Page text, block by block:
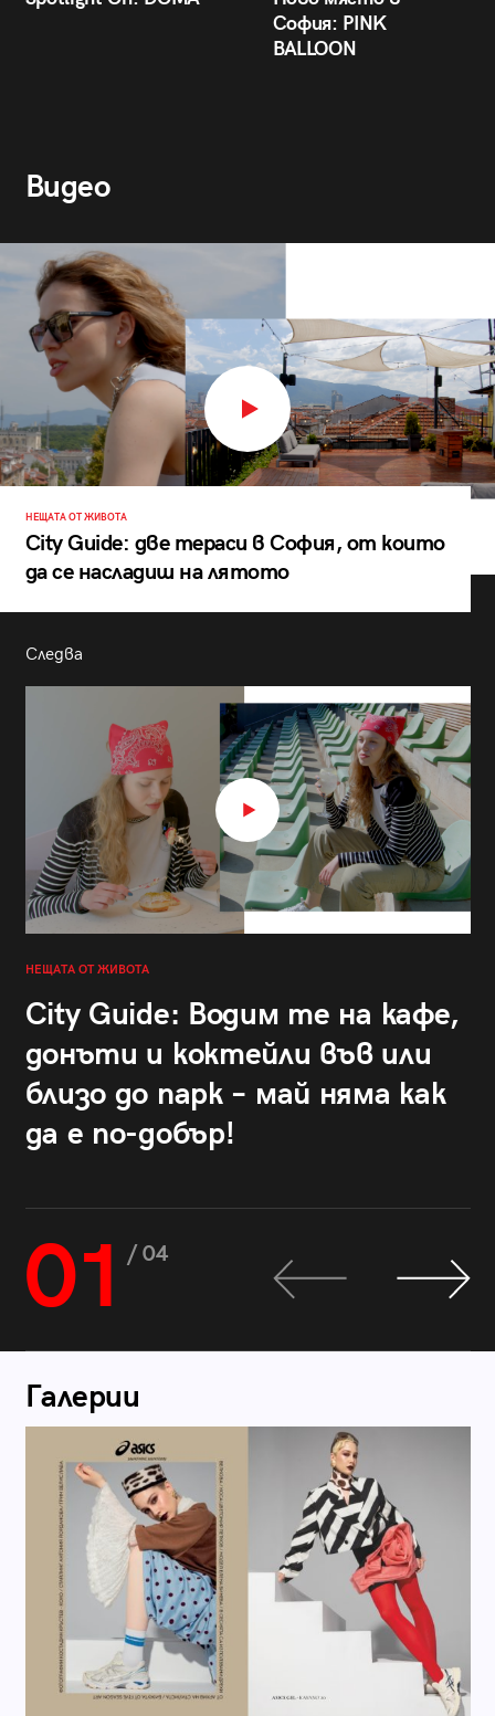
София: PINK
BALLOON
Видео
НЕЩАТА ОТ ЖИВОТА
City Guide: две тераси в София, от които
да се насладиш на лятото
Следва
НЕЩАТА ОТ ЖИВОТА
City Guide: Водим те на кафе,
донъти и коктейли във или
близо до парк – май няма как
да е по-добър!
01 / 04
Галерии